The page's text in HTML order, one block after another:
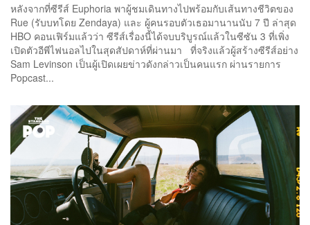
หลังจากที่ซีรีส์ Euphoria พาผู้ชมเดินทางไปพร้อมกับเส้นทางชีวิตของ
Rue (รับบทโดย Zendaya) และ ผู้คนรอบตัวเธอมานานนับ 7 ปี ล่าสุด
HBO คอนเฟิร์มแล้วว่า ซีรีส์เรื่องนี้ได้จบบริบูรณ์แล้วในซีซัน 3 ที่เพิ่ง
เปิดตัวอีพีไฟนอลไปในสุดสัปดาห์ที่ผ่านมา ที่จริงแล้วผู้สร้างซีรีส์อย่าง
Sam Levinson เป็นผู้เปิดเผยข่าวดังกล่าวเป็นคนแรก ผ่านรายการ
Popcast...